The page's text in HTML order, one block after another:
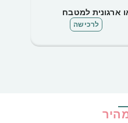
ארגונית למטבח
לרכישה
מהיר